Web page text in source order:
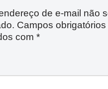
de e-mail não
Campos obrigatórios
com *